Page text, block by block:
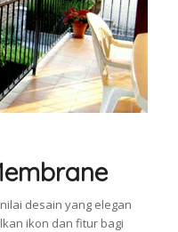
desain yang elegan
ikon dan fitur bagi